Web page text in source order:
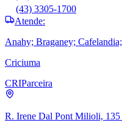
(43) 3305-1700
Atende:
Anahy; Braganey;
Criciuma
CRIParceira
R. Irene Dal Pont Milioli,